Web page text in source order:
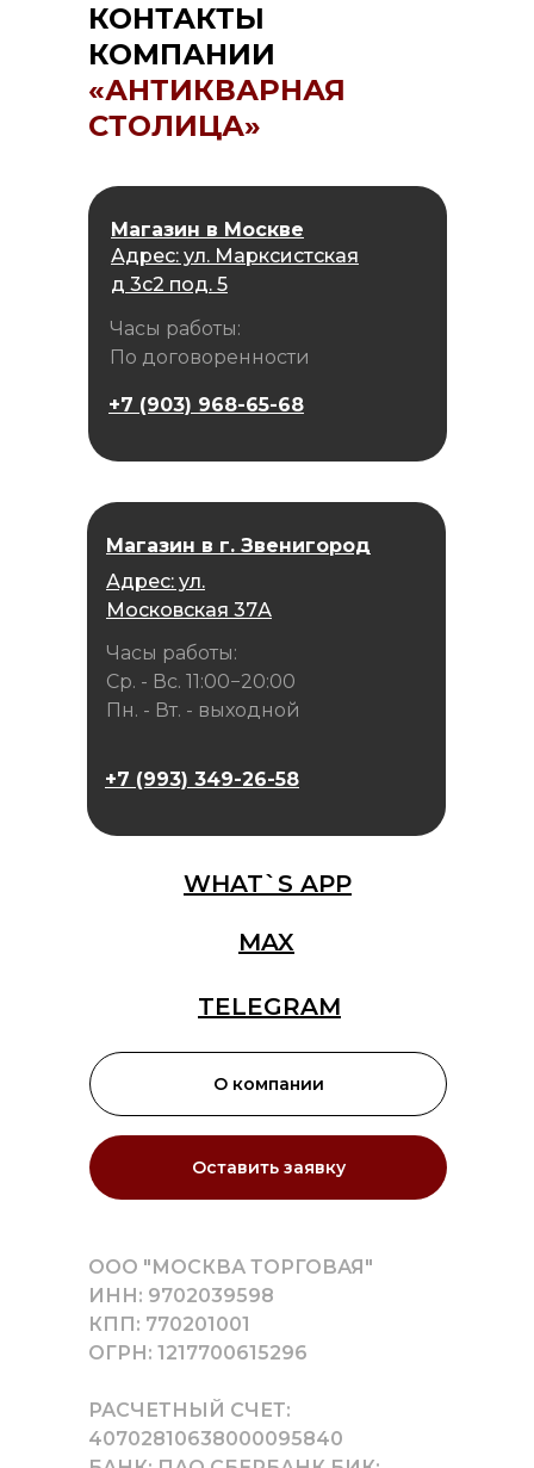
КОНТАКТЫ
КОМПАНИИ
«АНТИКВАРНАЯ
СТОЛИЦА»
Оставить заявку
Магазин в Москве
Адрес: ул. Марксистская
д 3с2 под. 5
Часы работы:
По договоренности
О компании
MAX
TELEGRAM
WHAT`S APP
Часы работы:
Ср. - Вс. 11:00−20:00
Пн. - Вт. - выходной
ООО "МОСКВА ТОРГОВАЯ"
ИНН: 9702039598
КПП: 770201001
ОГРН: 1217700615296
РАСЧЕТНЫЙ СЧЕТ:
40702810638000095840
Магазин в г. Звенигород
Адрес: ул.
Московская 37А
+7 (993) 349-26-58
+7 (903) 968-65-68